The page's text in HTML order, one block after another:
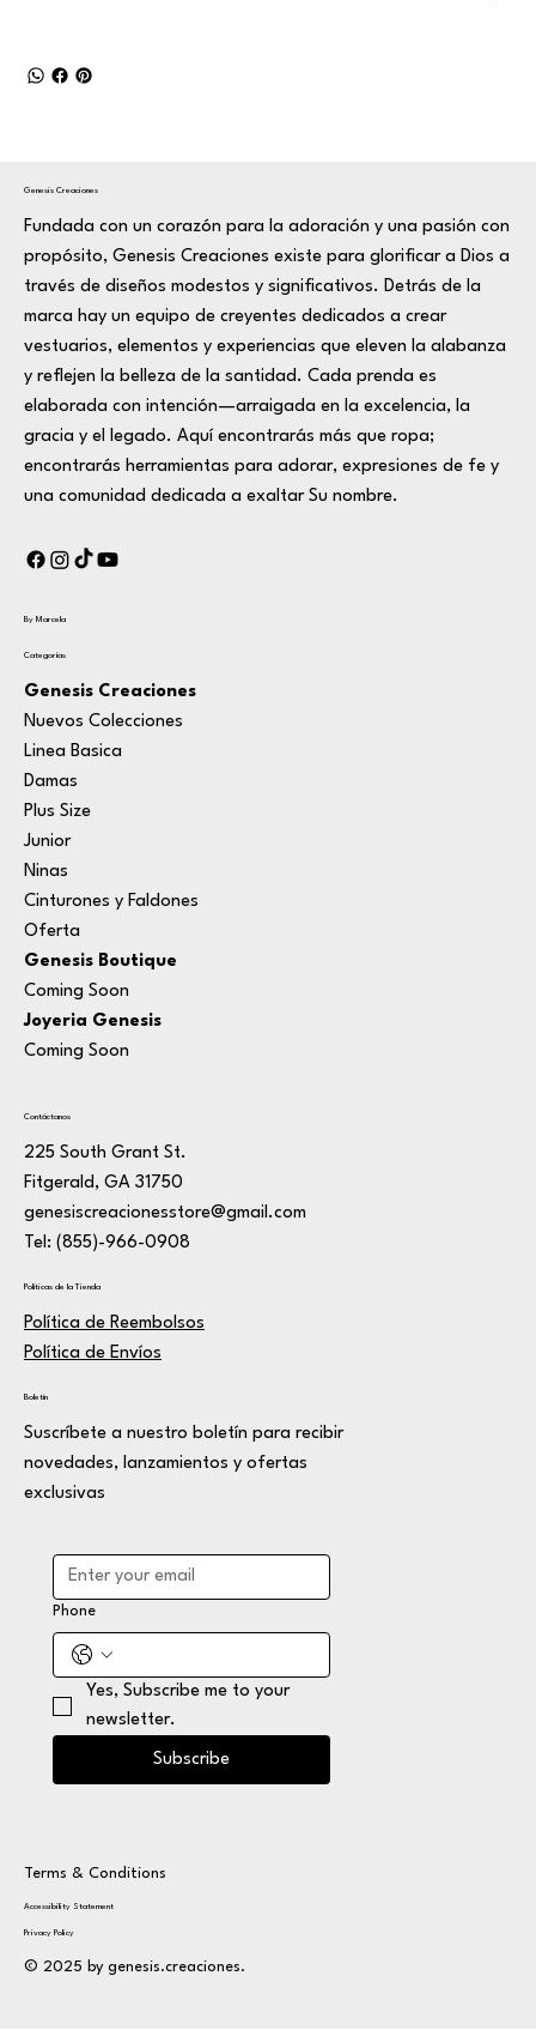
Genesis Creaciones
Fundada con un corazón para la adoración y una pasión con
propósito, Genesis Creaciones existe para glorificar a Dios a
través de diseños modestos y significativos. Detrás de la
marca hay un equipo de creyentes dedicados a crear
vestuarios, elementos y experiencias que eleven la alabanza
y reflejen la belleza de la santidad. Cada prenda es
elaborada con intención—arraigada en la excelencia, la
gracia y el legado. Aquí encontrarás más que ropa;
encontrarás herramientas para adorar, expresiones de fe y
una comunidad dedicada a exaltar Su nombre.
By Marcela
Categorías
Genesis Creaciones
Nuevos Colecciones
Linea Basica
Damas
Plus Size
Junior
Ninas
Cinturones y Faldones
Oferta
Genesis Boutique
Coming Soon
Joyeria Genesis
Coming Soon
Contáctanos
225 South Grant St.
Fitgerald, GA 31750
genesiscreacionesstore@gmail.com
Tel: (855)-966-0908
Políticas de la Tienda
Política de Reembolsos
Política de Envíos
Boletín
Suscríbete a nuestro boletín para recibir
novedades, lanzamientos y ofertas
exclusivas
Phone
Yes, Subscribe me to your
newsletter.
Subscribe
Terms & Conditions
Privacy Policy
Accessibility Statement
© 2025 by genesis.creaciones.